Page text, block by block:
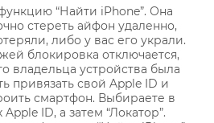
“Найти iPhone”. Она
стереть айфон удаленно,
либо у вас его украли.
блокировка отключается,
владельца устройства была
привязать свой Apple ID и
смартфон. Выбираете в
Apple ID, а затем “Локатор”.